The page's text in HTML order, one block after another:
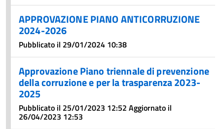
APPROVAZIONE PIANO ANTICORRUZIONE
2024-2026
Pubblicato il 29/01/2024 10:38
Approvazione Piano triennale di prevenzione
della corruzione e per la trasparenza 2023-
2025
Pubblicato il 25/01/2023 12:52 Aggiornato il
26/04/2023 12:53